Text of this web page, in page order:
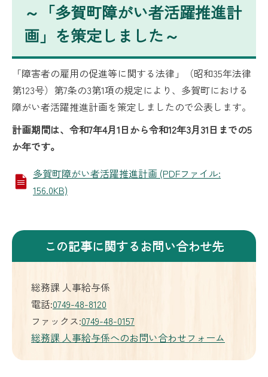
～「多賀町障がい者活躍推進計
画」を策定しました～
「障害者の雇用の促進等に関する法律」（昭和35年法律
第123号）第7条の3第1項の規定により、多賀町における
障がい者活躍推進計画を策定しましたので公表します。
計画期間は、令和7年4月1日から令和12年3月31日までの5
か年です。
多賀町障がい者活躍推進計画 (PDFファイル:
156.0KB)
この記事に関するお問い合わせ先
総務課 人事給与係
電話:0749-48-8120
ファックス:0749-48-0157
総務課 人事給与係へのお問い合わせフォーム